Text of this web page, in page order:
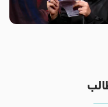
نوکراتم من عاشق کربلاتم
زمینه – شب هفتم – محرم